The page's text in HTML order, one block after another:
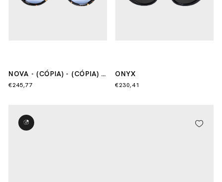
NOVA - (CÓPIA) - (CÓPIA) -
(CÓPIA) - (CÓPIA)
€245,77
ONYX
€230,41